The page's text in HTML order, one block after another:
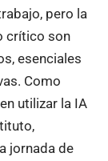
pero la
crítico son
esenciales
Como
utilizar la IA
jornada de